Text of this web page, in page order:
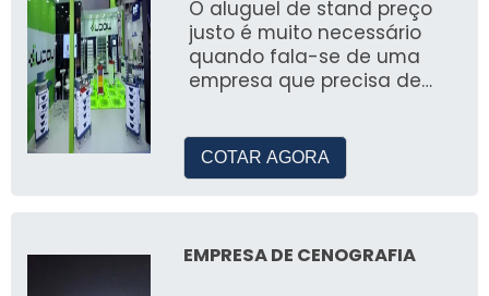
Onde alugar tendas para festas?
Você pode alugar tendas para festas com JR
Tendas, especialista em locação para
eventos em Belo Horizonte.
O aluguel de stand preço
justo é muito necessário
quando fala-se de uma
empresa que precisa de
COTAR AGORA
EMPRESA DE CENOGRAFIA